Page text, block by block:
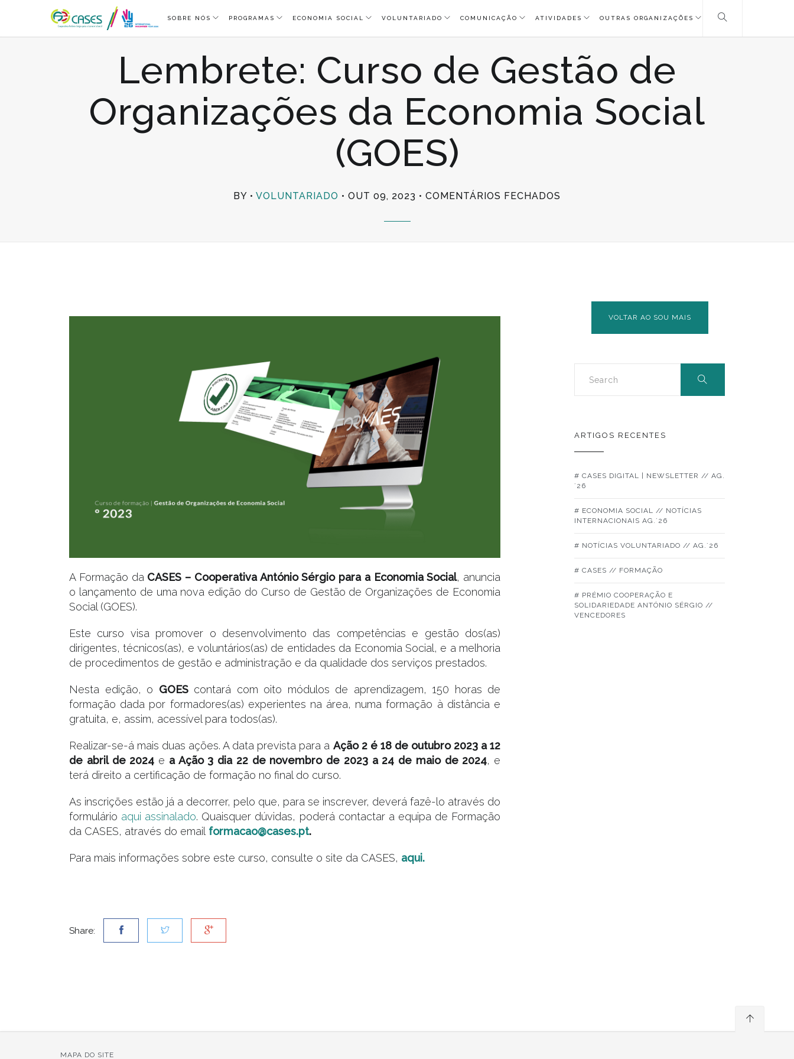
SOBRE NÓS PROGRAMAS ECONOMIA SOCIAL VOLUNTARIADO COMUNICAÇÃO ATIVIDADES OUTRAS ORGANIZAÇÕES
Lembrete: Curso de Gestão de
Organizações da Economia Social
(GOES)
BY VOLUNTARIADO OUT 09, 2023 COMENTÁRIOS FECHADOS
ECONOMIA
A Formação da CASES – Cooperativa António Sérgio para a Economia Social, anuncia
o lançamento de uma nova edição do Curso de Gestão de Organizações de Economia
Social (GOES).
Este curso visa promover o desenvolvimento das competências e gestão dos(as)
dirigentes, técnicos(as), e voluntários(as) de entidades da Economia Social, e a melhoria
de procedimentos de gestão e administração e da qualidade dos serviços prestados.
Nesta edição, o GOEScontará com oito módulos de aprendizagem, 150 horas de
formação dada por formadores(as) experientes na área, numa formação à distância e
gratuita, e, assim, acessível para todos(as).
Realizar-se-á mais duas ações. A data prevista para a Ação 2 é 18 de outubro 2023 a 12
de abril de 2024 e a Ação 3 dia 22 de novembro de 2023 a 24 de maio de 2024, e
terá direito a certificação de formação no final do curso.
As inscrições estão já a decorrer, pelo que, para se inscrever, deverá fazê-lo através do
formulário aqui assinalado. Quaisquer dúvidas, poderá contactar a equipa de Formação
da CASES, através do email formacao@cases.pt.
Para mais informações sobre este curso, consulte o site da CASES, aqui.
Share:
VOLTAR AO SOU MAIS
ARTIGOS RECENTES
# CASES DIGITAL | NEWSLETTER // AG.
´26
# ECONOMIA SOCIAL // NOTÍCIAS
INTERNACIONAIS AG.´26
# NOTÍCIAS VOLUNTARIADO // AG.´26
# CASES // FORMAÇÃO
# PRÉMIO COOPERAÇÃO E
SOLIDARIEDADE ANTÓNIO SÉRGIO //
VENCEDORES
MAPA DO SITE